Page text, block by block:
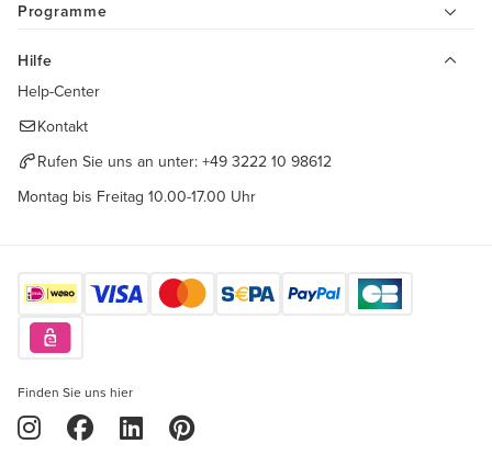
Programme
Hilfe
Help-Center
Kontakt
Rufen Sie uns an unter: +49 3222 10 98612
Montag bis Freitag 10.00-17.00 Uhr
Finden Sie uns hier